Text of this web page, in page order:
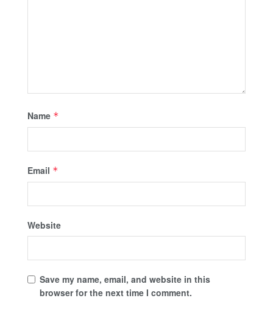
Name *
Email *
Website
Save my name, email, and website in this
browser for the next time I comment.